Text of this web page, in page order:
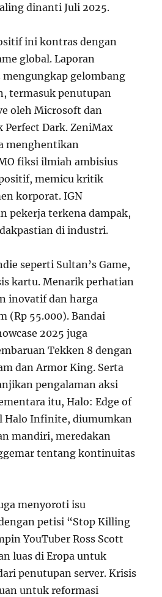
dinanti Juli 2025.
ini kontras dengan
global. Laporan
gelombang
termasuk penutupan
oleh Microsoft dan
Perfect Dark. ZeniMax
menghentikan
fiksi ilmiah ambisius
memicu kritik
korporat. IGN
pekerja terkena dampak,
di industri.
seperti Sultan’s Game,
kartu. Menarik perhatian
inovatif dan harga
(Rp 55.000). Bandai
2025 juga
Tekken 8 dengan
dan Armor King. Serta
pengalaman aksi
itu, Halo: Edge of
Halo Infinite, diumumkan
mandiri, meredakan
tentang kontinuitas
menyoroti isu
petisi “Stop Killing
YouTuber Ross Scott
luas di Eropa untuk
penutupan server. Krisis
untuk reformasi